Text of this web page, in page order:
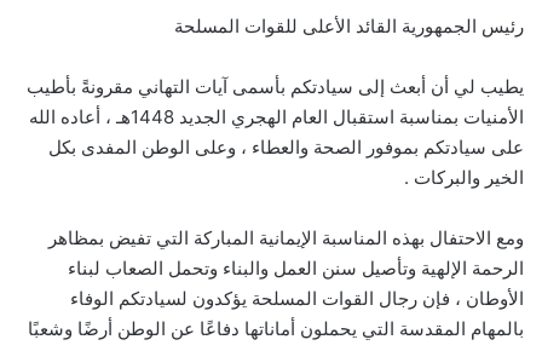
رئيس الجمهورية القائد الأعلى للقوات المسلحة
يطيب لي أن أبعث إلى سيادتكم بأسمى آيات التهاني مقرونةً بأطيب
الأمنيات بمناسبة استقبال العام الهجري الجديد 1448هـ ، أعاده الله
على سيادتكم بموفور الصحة والعطاء ، وعلى الوطن المفدى بكل
الخير والبركات .
ومع الاحتفال بهذه المناسبة الإيمانية المباركة التي تفيض بمظاهر
الرحمة الإلهية وتأصيل سنن العمل والبناء وتحمل الصعاب لبناء
الأوطان ، فإن رجال القوات المسلحة يؤكدون لسيادتكم الوفاء
بالمهام المقدسة التي يحملون أماناتها دفاعًا عن الوطن أرضًا وشعبًا